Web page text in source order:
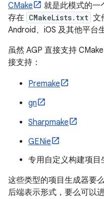
CMake
就是此模式的一
存在 CMakeLists.txt 文
Android、iOS 及其他平台
虽然 AGP 直接支持
接支持：
Premake
gn
Sharpmake
GENie
专用自定义构建项目
这些类型的项目生成器要
后端表示形式，要么可以